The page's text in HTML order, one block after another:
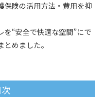
保険の活用方法・費用を抑
を“安全で快適な空間”にで
めました。